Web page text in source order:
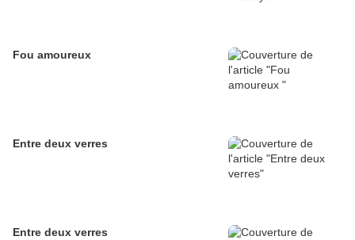
Fou amoureux
Entre deux verres
Entre deux verres